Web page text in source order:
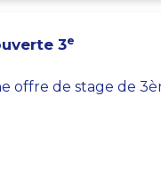
3e
offre de stage de